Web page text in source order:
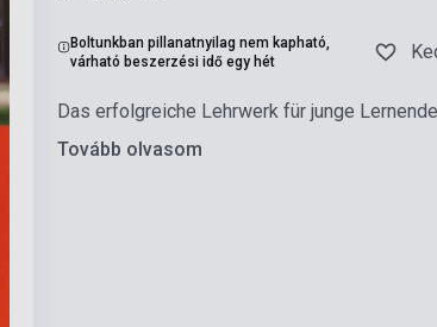
Boltunkban pillanatnyilag nem kapható,
várható beszerzési idő egy hét
Das erfolgreiche Lehrwerk für junge
Tovább olvasom